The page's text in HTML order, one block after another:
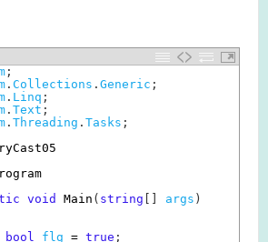
;
. Collections . Generic ;
. Linq ;
. Text ;
. Threading . Tasks ;
void Main ( string args )
bool
flg = true ;